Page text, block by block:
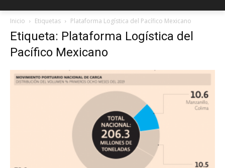
Inicio Etiquetas Plataforma Logística del Pacífico Mexicano
Etiqueta: Plataforma Logística del
Pacífico Mexicano